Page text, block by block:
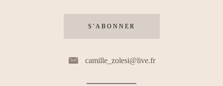
S'ABONNER
camille_zolesi@live.fr